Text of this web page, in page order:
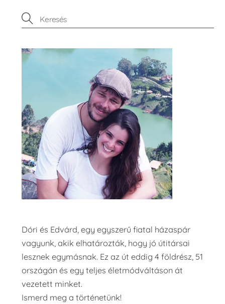
Dóri és Edvárd, egy egyszerű fiatal házaspár
vagyunk, akik elhatározták, hogy jó útitársai
lesznek egymásnak. Ez az út eddig 4 földrész, 51
országán és egy teljes életmódváltáson át
vezetett minket.
Ismerd meg a történetünk!